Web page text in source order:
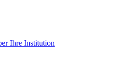
Ihre Institution